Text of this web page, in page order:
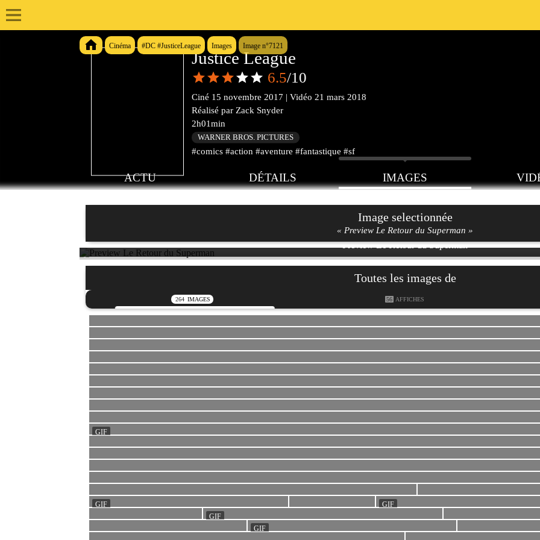
Cinéma #DC #JusticeLeague Images Image n°7121
Justice League
6.5/10
Ciné 15 novembre 2017 | Vidéo 21 mars 2018
Réalisé par Zack Snyder
2h01min
WARNER BROS. PICTURES
#comics #action #aventure #fantastique #sf
ACTU DÉTAILS IMAGES
Image selectionnée
« Preview Le Retour du Superman »
Preview Le Retour du Superman
Toutes les images de
264 IMAGES 56 AFFICHES